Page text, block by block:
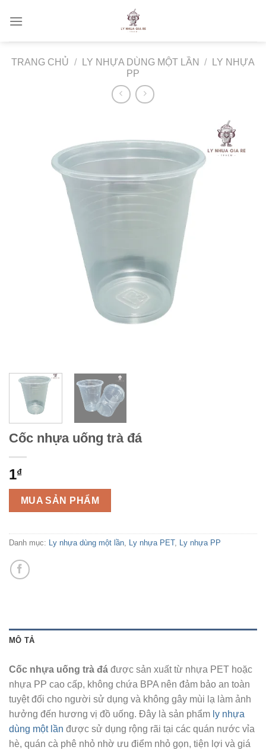
TRANG CHỦ / LY NHỰA DÙNG MỘT LẦN /
LY NHỰA
PP
Cốc nhựa uống trà đá
1₫
MUA SẢN PHẨM
Danh mục: Ly nhựa dùng một lần, Ly nhựa PET, Ly nhựa PP
MÔ TẢ
Cốc nhựa uống trà đá được sản xuất từ nhựa PET hoặc
nhựa PP cao cấp, không chứa BPA nên đảm bảo an toàn
tuyệt đối cho người sử dụng và không gây mùi lạ làm ảnh
hưởng đến hương vị đồ uống. Đây là sản phẩm ly nhựa
dùng một lần được sử dụng rộng rãi tại các quán nước vỉa
hè, quán cà phê nhỏ nhờ ưu điểm nhỏ gọn, tiện lợi và giá